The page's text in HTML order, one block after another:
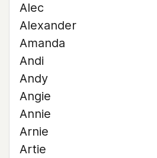
Alec
Alexander
Amanda
Andi
Andy
Angie
Annie
Arnie
Artie